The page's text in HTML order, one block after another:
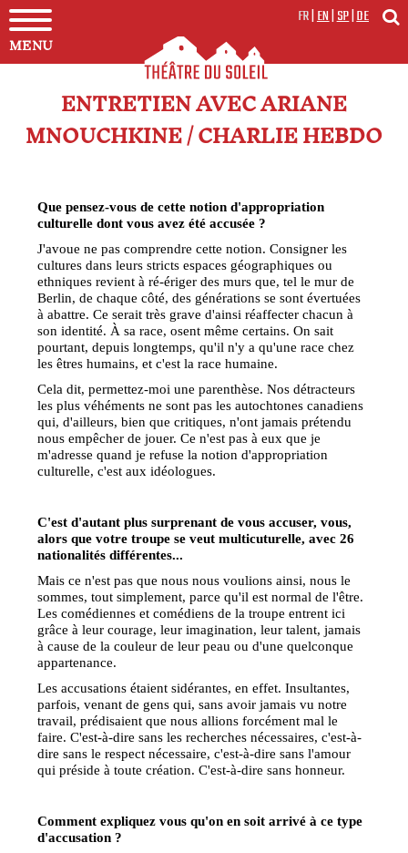
MENU
FR|EN|SP|DE
ENTRETIEN AVEC ARIANE
MNOUCHKINE / CHARLIE HEBDO
Que pensez-vous de cette notion d'appropriation
culturelle dont vous avez été accusée ?
J'avoue ne pas comprendre cette notion. Consigner les
cultures dans leurs stricts espaces géographiques ou
ethniques revient à ré-ériger des murs que, tel le mur de
Berlin, de chaque côté, des générations se sont évertuées
à abattre. Ce serait très grave d'ainsi réaffecter chacun à
son identité. À sa race, osent même certains. On sait
pourtant, depuis longtemps, qu'il n'y a qu'une race chez
les êtres humains, et c'est la race humaine.
Cela dit, permettez-moi une parenthèse. Nos détracteurs
les plus véhéments ne sont pas les autochtones canadiens
qui, d'ailleurs, bien que critiques, n'ont jamais prétendu
nous empêcher de jouer. Ce n'est pas à eux que je
m'adresse quand je refuse la notion d'appropriation
culturelle, c'est aux idéologues.
C'est d'autant plus surprenant de vous accuser, vous,
alors que votre troupe se veut multicuturelle, avec 26
nationalités différentes...
Mais ce n'est pas que nous nous voulions ainsi, nous le
sommes, tout simplement, parce qu'il est normal de l'être.
Les comédiennes et comédiens de la troupe entrent ici
grâce à leur courage, leur imagination, leur talent, jamais
à cause de la couleur de leur peau ou d'une quelconque
appartenance.
Les accusations étaient sidérantes, en effet. Insultantes,
parfois, venant de gens qui, sans avoir jamais vu notre
travail, prédisaient que nous allions forcément mal le
faire. C'est-à-dire sans les recherches nécessaires, c'est-à-
dire sans le respect nécessaire, c'est-à-dire sans l'amour
qui préside à toute création. C'est-à-dire sans honneur.
Comment expliquez vous qu'on en soit arrivé à ce type
d'accusation ?